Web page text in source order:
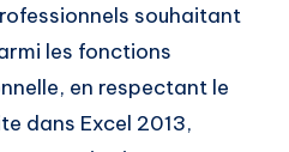
souhaitant
les fonctions
en respectant le
dans Excel 2013,